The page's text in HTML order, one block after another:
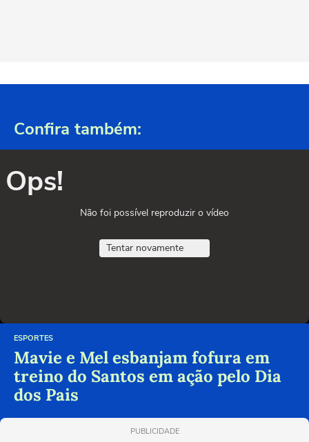
Confira também:
Ops!
Não foi possível reproduzir o vídeo
Tentar novamente
ESPORTES
Mavie e Mel esbanjam fofura em
treino do Santos em ação pelo Dia
dos Pais
PUBLICIDADE